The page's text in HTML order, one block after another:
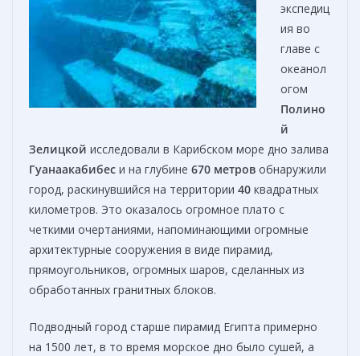
экспедиц
ия во
главе с
океанол
огом
Полино
й
Зелицкой исследовали в Карибском море дно залива
Гуанаакабибес и на глубине 670 метров обнаружили
город, раскинувшийся на территории 40 квадратных
километров. Это оказалось огромное плато с
четкими очертаниями, напоминающими огромные
архитектурные сооружения в виде пирамид,
прямоугольников, огромных шаров, сделанных из
обработанных гранитных блоков.
Подводный город старше пирамид Египта примерно
на 1500 лет, в то время морское дно было сушей, а